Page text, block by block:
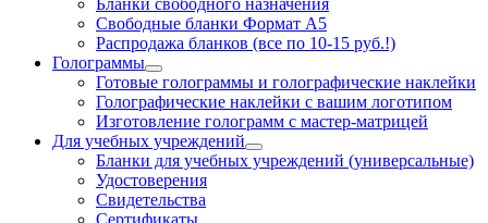
Свободные бланки Формат А5
Распродажа бланков (все по 10-15 руб.!)
Голограммы
Готовые голограммы и голографические наклейки
Голографические наклейки с вашим логотипом
Изготовление голограмм с мастер-матрицей
Для учебных учреждений
Бланки для учебных учреждений (универсальные)
Удостоверения
Свидетельства
Сертификаты